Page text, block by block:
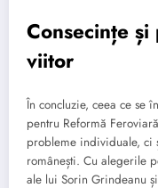
Consecințe
viitor
În concluzie, ceea ce se
pentru Reformă
probleme individuale, ci
românești. Cu alegerile
ale lui Sorin Grindeanu